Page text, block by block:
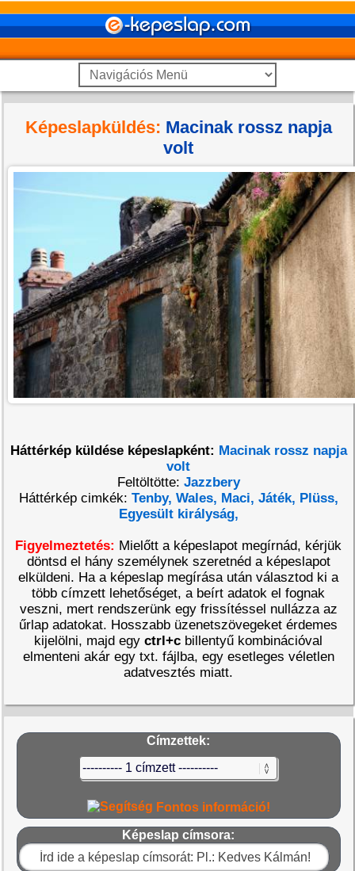
Képeslapküldés: Macinak rossz napja
volt
Háttérkép küldése képeslapként: Macinak rossz napja
volt
Feltöltötte: Jazzbery
Háttérkép cimkék: Tenby, Wales, Maci, Játék, Plüss,
Egyesült királyság,
Figyelmeztetés: Mielőtt a képeslapot megírnád, kérjük
döntsd el hány személynek szeretnéd a képeslapot
elküldeni. Ha a képeslap megírása után választod ki a
több címzett lehetőséget, a beírt adatok el fognak
veszni, mert rendszerünk egy frissítéssel nullázza az
űrlap adatokat. Hosszabb üzenetszövegeket érdemes
kijelölni, majd egyctrl+c billentyű kombinációval
elmenteni akár egy txt. fájlba, egy esetleges véletlen
adatvesztés miatt.
Címzettek:
Fontos információ!
Képeslap címsora: